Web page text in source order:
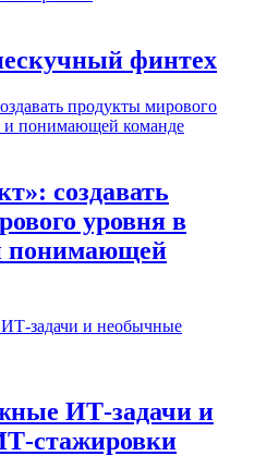
финтех
создавать
уровня в
понимающей
ИТ‑задачи и